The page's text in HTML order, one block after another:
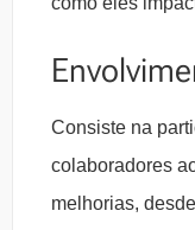
Consiste na
colaboradores
melhorias,